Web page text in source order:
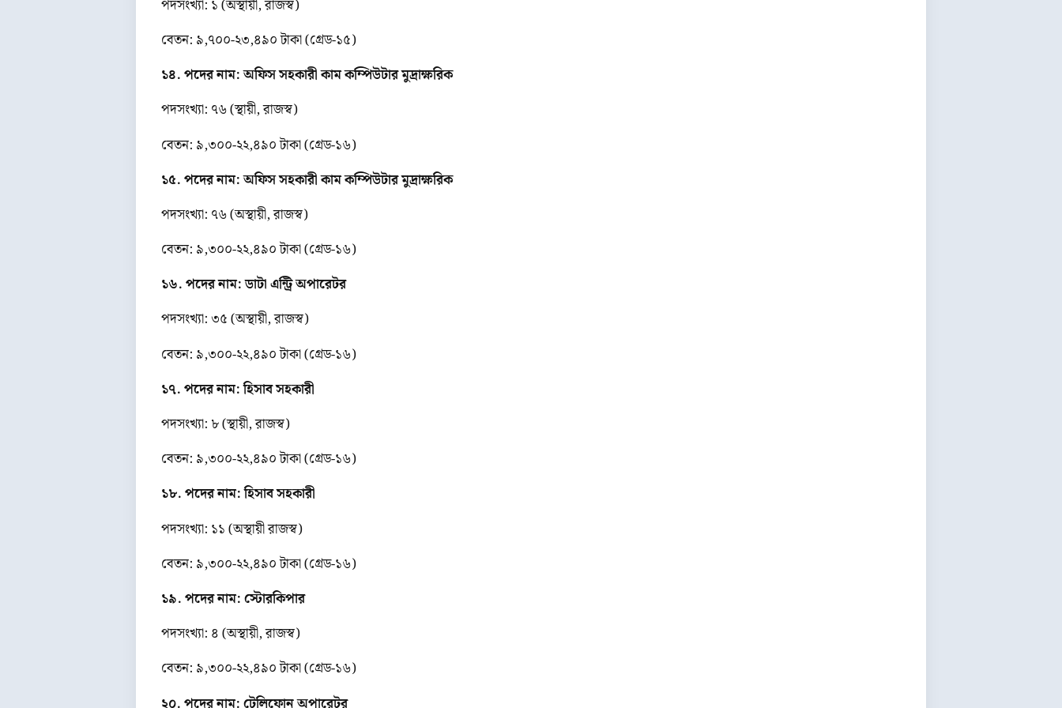
পদসংখ্যা: ১ (অস্থায়ী, রাজস্ব)
বেতন: ৯,৭০০-২৩,৪৯০ টাকা (গ্রেড-১৫)
১৪. পদের নাম: অফিস সহকারী কাম কম্পিউটার মুদ্রাক্ষরিক
পদসংখ্যা: ৭৬ (স্থায়ী, রাজস্ব)
বেতন: ৯,৩০০-২২,৪৯০ টাকা (গ্রেড-১৬)
১৫. পদের নাম: অফিস সহকারী কাম কম্পিউটার মুদ্রাক্ষরিক
পদসংখ্যা: ৭৬ (অস্থায়ী, রাজস্ব)
বেতন: ৯,৩০০-২২,৪৯০ টাকা (গ্রেড-১৬)
১৬. পদের নাম: ডাটা এন্ট্রি অপারেটর
পদসংখ্যা: ৩৫ (অস্থায়ী, রাজস্ব)
বেতন: ৯,৩০০-২২,৪৯০ টাকা (গ্রেড-১৬)
১৭. পদের নাম: হিসাব সহকারী
পদসংখ্যা: ৮ (স্থায়ী, রাজস্ব)
বেতন: ৯,৩০০-২২,৪৯০ টাকা (গ্রেড-১৬)
১৮. পদের নাম: হিসাব সহকারী
পদসংখ্যা: ১১ (অস্থায়ী রাজস্ব)
বেতন: ৯,৩০০-২২,৪৯০ টাকা (গ্রেড-১৬)
১৯. পদের নাম: স্টোরকিপার
পদসংখ্যা: ৪ (অস্থায়ী, রাজস্ব)
বেতন: ৯,৩০০-২২,৪৯০ টাকা (গ্রেড-১৬)
২০. পদের নাম: টেলিফোন অপারেটর